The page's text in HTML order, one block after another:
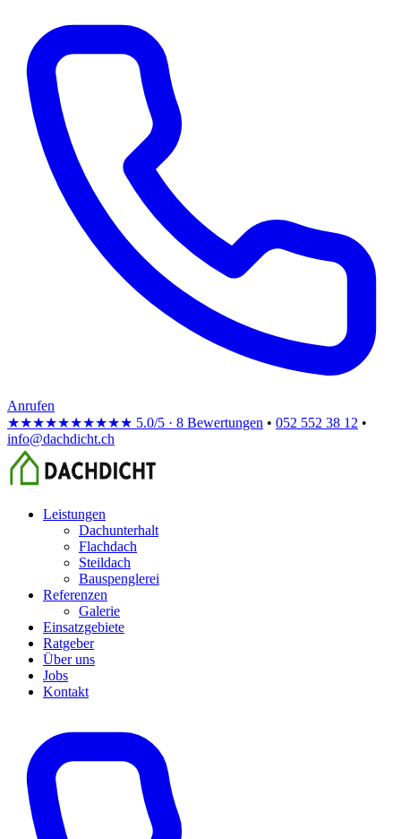
Anrufen
★★★★★★★★★★ 5.0/5 · 8 Bewertungen • 052 552 38 12 •
info@dachdicht.ch
Leistungen
Dachunterhalt
Flachdach
Steildach
Bauspenglerei
Referenzen
Galerie
Einsatzgebiete
Ratgeber
Über uns
Jobs
Kontakt